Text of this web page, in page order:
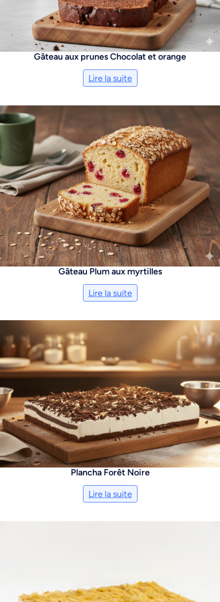
Gâteau aux prunes Chocolat et orange
Lire la suite
Gâteau Plum aux myrtilles
Lire la suite
Plancha Forêt Noire
Lire la suite